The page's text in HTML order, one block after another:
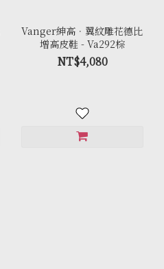
Vanger紳高．翼紋雕花德比
增高皮鞋 - Va292棕
NT$4,080